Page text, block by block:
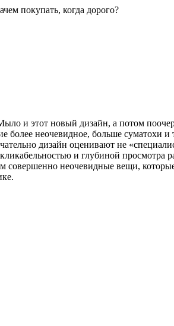
покупать, когда дорого?
и этот новый дизайн, а потом
более неочевидное, больше суматохи
дизайн оценивают не
и глубиной
неочевидные вещи,